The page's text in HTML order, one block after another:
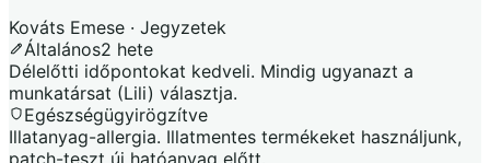
Kováts Emese · Jegyzetek
Általános2 hete
Délelőtti időpontokat kedveli. Mindig ugyanazt a
munkatársat (Lili) választja.
Egészségügyirögzítve
Illatanyag-allergia. Illatmentes termékeket használjunk,
patch-teszt új hatóanyag előtt.